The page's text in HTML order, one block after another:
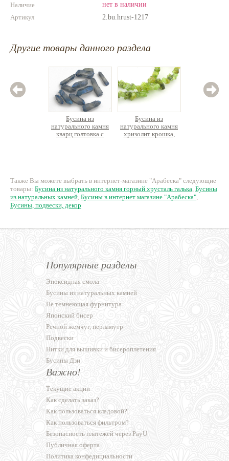
Наличие
нет в наличии
Артикул
2.bu.hrust-1217
Другие товары данного раздела
Бусина из
натурального камня
кварц голтовка с
Бусина из
натурального камня
хризолит крошка,
Также Вы можете выбрать в интернет-магазине "Арабеска" следующие
товары: Бусина из натурального камня горный хрусталь галька, Бусины
из натуральных камней, Бусины в интернет магазине "Арабеска",
Бусины, подвески, декор
Популярные разделы
Эпоксидная смола
Бусины из натуральных камней
Не темнеющая фурнитура
Японский бисер
Речной жемчуг, перламутр
Подвески
Нитки для вышивки и бисероплетения
Бусины Дзи
Важно!
Текущие акции
Как сделать заказ?
Как пользоваться кладовой?
Как пользоваться фильтром?
Безопасность платежей через PayU
Публичная оферта
Политика конфедициальности